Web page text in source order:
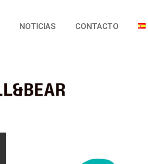
NOTICIAS CONTACTO